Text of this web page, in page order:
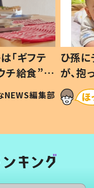
「ギフテ
チ給食”を
令和の親
NEWS編集部
ひ孫
が、
「涙が
い」